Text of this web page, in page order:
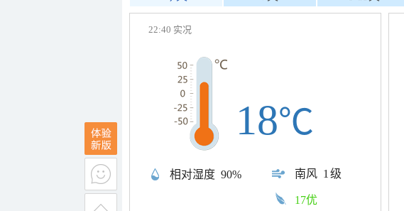
22:40 实况
相对湿度 90% 南风 1级
18℃
17优